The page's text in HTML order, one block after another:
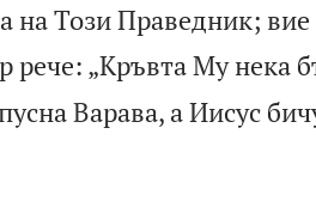
на Този Праведник;
рече: „Кръвта Му нека
Варава, а Иисус